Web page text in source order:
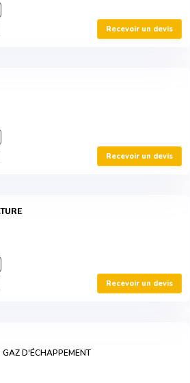
Recevoir un devis
Recevoir un devis
Recevoir un devis
GAZ D'ÉCHAPPEMENT